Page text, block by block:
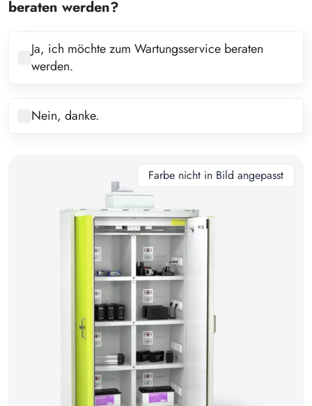
6
7
9
beraten werden?
Ja, ich möchte zum Wartungsservice beraten
werden.
Nein, danke.
Farbe nicht in Bild angepasst